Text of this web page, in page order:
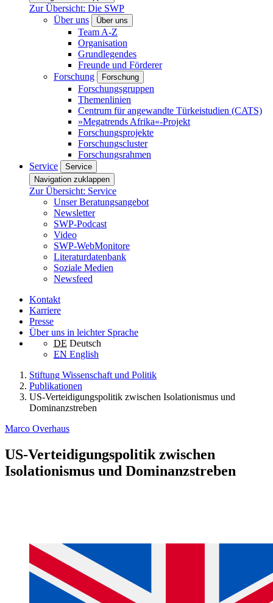
Zur Übersicht: Die SWP
Über uns
Über uns
Team A-Z
Organisation
Grundlegendes
Freunde und Förderer
Forschung
Forschung
Forschungsgruppen
Themenlinien
Centrum für angewandte Türkeistudien (CATS)
»Megatrends Afrika«-Projekt
Forschungsprojekte
Forschungscluster
Forschungsrahmen
Service
Service
Navigation zuklappen
Zur Übersicht: Service
Unser Beratungsangebot
Newsletter
SWP-Podcast
Video
SWP-WebMonitore
Literaturdatenbank
Soziale Medien
Newsfeed
Kontakt
Karriere
Presse
Über uns in leichter Sprache
DE Deutsch
EN English
Stiftung Wissenschaft und Politik
Publikationen
US-Verteidigungspolitik zwischen Isolationismus und
Dominanzstreben
Marco Overhaus
US-Verteidigungspolitik zwischen
Isolationismus und Dominanzstreben